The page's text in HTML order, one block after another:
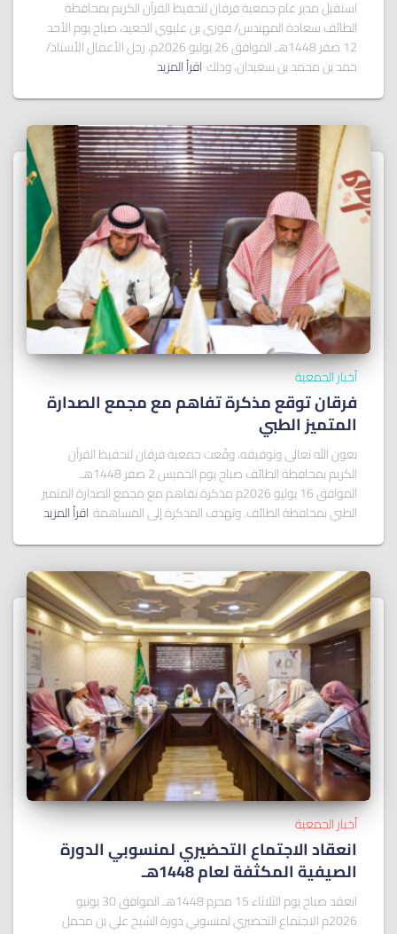
استقبل مدير عام جمعية فرقان لتحفيظ القرآن الكريم بمحافظة
الطائف سعادة المهندس/ فوزي بن عليوي الجعيد، صباح يوم الأحد
12 صفر 1448هـ الموافق 26 يوليو 2026م، رجل الأعمال الأستاذ/
حمد بن محمد بن سعيدان، وذلك اقرأ المزيد
أخبار الجمعية
فرقان توقع مذكرة تفاهم مع مجمع الصدارة
المتميز الطبي
بعون الله تعالى وتوفيقه، وقّعت جمعية فرقان لتحفيظ القرآن
الكريم بمحافظة الطائف صباح يوم الخميس 2 صفر 1448هـ
الموافق 16 يوليو 2026م مذكرة تفاهم مع مجمع الصدارة المتميز
الطبي بمحافظة الطائف. وتهدف المذكرة إلى المساهمة اقرأ المزيد
أخبار الجمعية
انعقاد الاجتماع التحضيري لمنسوبي الدورة
الصيفية المكثفة لعام 1448هـ
انعقد صباح يوم الثلاثاء 15 محرم 1448هـ الموافق 30 يونيو
2026م الاجتماع التحضيري لمنسوبي دورة الشيخ علي بن محمل